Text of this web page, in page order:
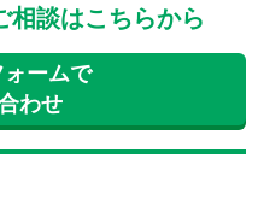
相談はこちらから
ームで
わせ